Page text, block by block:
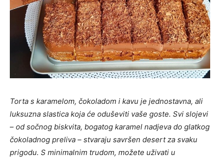
Torta s karamelom, čokoladom i kavu je jednostavna, ali
luksuzna slastica koja će oduševiti vaše goste. Svi slojevi
– od sočnog biskvita, bogatog karamel nadjeva do glatkog
čokoladnog preliva – stvaraju savršen desert za svaku
prigodu. S minimalnim trudom, možete uživati u